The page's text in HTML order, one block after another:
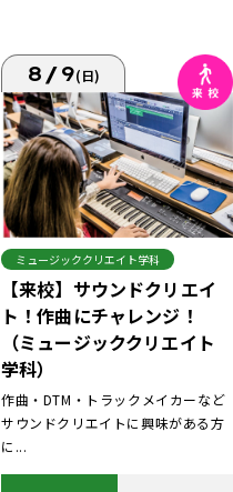
8/9(日)
ミュージッククリエイト学科
【来校】サウンドクリエイ
ト！作曲にチャレンジ！
（ミュージッククリエイト
学科）
作曲・DTM・トラックメイカーなど
サウンドクリエイトに興味がある方
に...